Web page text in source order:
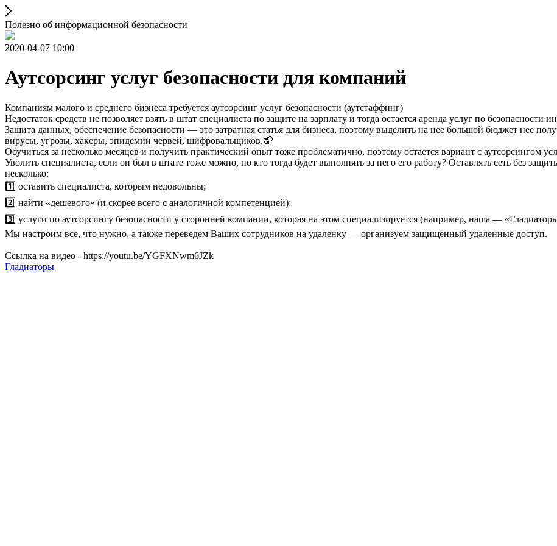
Полезно об информационной безопасности
2020-04-07 10:00
Аутсорсинг услуг безопасности для компаний
Компаниям малого и среднего бизнеса требуется аутсорсинг услуг безопасности (аутстаффинг)
Недостаток средств не позволяет взять в штат специалиста по защите на зарплату и тогда остается аренда услуг по безопасности
Защита данных, обеспечение безопасности — это затратная статья для бизнеса, поэтому выделить на нее большой бюджет нее
вирусы, угрозы, хакеры, эпидемии червей, шифровальщиков.🤦
Обучиться за несколько месяцев и получить практический опыт тоже проблематично, поэтому остается вариант с аутсорсингом
Уволить специалиста, если он был в штате тоже можно, но кто тогда будет выполнять за него его работу? Оставлять сеть без
несколько:
1️⃣ оставить специалиста, которым недовольны;
2️⃣ найти «дешевого» (и скорее всего с аналогичной компетенцией);
3️⃣ услуги по аутсорсингу безопасности у сторонней компании, которая на этом специализируется (например, наша —
Мы настроим все, что нужно, а также переведем Ваших сотрудников на удаленку — организуем защищенный удаленные доступ.
Ссылка на видео - https://youtu.be/YGFXNwm6JZk
Гладиаторы